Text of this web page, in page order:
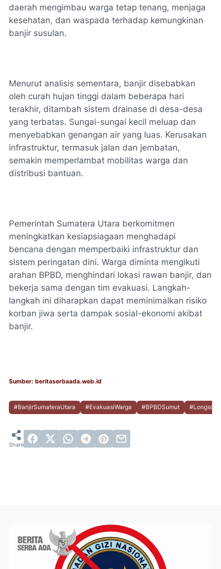
daerah mengimbau warga tetap tenang, menjaga
kesehatan, dan waspada terhadap kemungkinan
banjir susulan.
Menurut analisis sementara, banjir disebabkan
oleh curah hujan tinggi dalam beberapa hari
terakhir, ditambah sistem drainase di desa-desa
yang terbatas. Sungai-sungai kecil meluap dan
menyebabkan genangan air yang luas. Kerusakan
infrastruktur, termasuk jalan dan jembatan,
semakin memperlambat mobilitas warga dan
distribusi bantuan.
Pemerintah Sumatera Utara berkomitmen
meningkatkan kesiapsiagaan menghadapi
bencana dengan memperbaiki infrastruktur dan
sistem peringatan dini. Warga diminta mengikuti
arahan BPBD, menghindari lokasi rawan banjir, dan
bekerja sama dengan tim evakuasi. Langkah-
langkah ini diharapkan dapat meminimalkan risiko
korban jiwa serta dampak sosial-ekonomi akibat
banjir.
Sumber: beritaserbaada.web.id
#BanjirSumateraUtara #EvakuasiWarga #BPBDSumut #Longsor